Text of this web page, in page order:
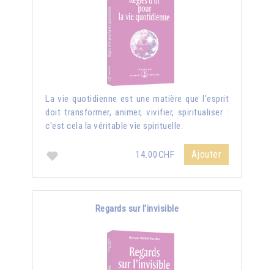
La vie quotidienne est une matière que l'esprit
doit transformer, animer, vivifier, spiritualiser :
c'est cela la véritable vie spirituelle.
14.00CHF Ajouter
Regards sur l'invisible